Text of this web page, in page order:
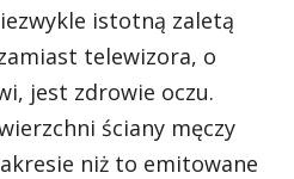
istotną zaletą
telewizora, o
jest zdrowie oczu.
ściany męczy
niż to emitowane